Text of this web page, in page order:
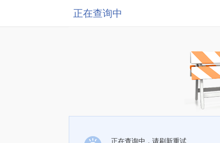
正在查询中
正在查询中，请刷新重试